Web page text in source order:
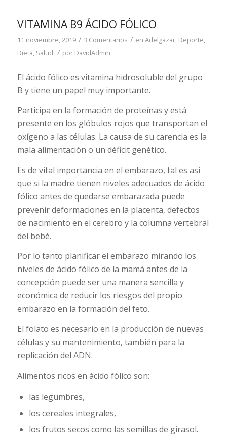
VITAMINA B9 ÁCIDO FÓLICO
11 noviembre, 2019 / 3 Comentarios / en Adelgazar, Deporte,
Dieta, Salud / por DavidAdmin
El ácido fólico es vitamina hidrosoluble del grupo
B y tiene un papel muy importante.
Participa en la formación de proteínas y está
presente en los glóbulos rojos que transportan el
oxígeno a las células. La causa de su carencia es la
mala alimentación o un déficit genético.
Es de vital importancia en el embarazo, tal es así
que si la madre tienen niveles adecuados de ácido
fólico antes de quedarse embarazada puede
prevenir deformaciones en la placenta, defectos
de nacimiento en el cerebro y la columna vertebral
del bebé.
Por lo tanto planificar el embarazo mirando los
niveles de ácido fólico de la mamá antes de la
concepción puede ser una manera sencilla y
económica de reducir los riesgos del propio
embarazo en la formación del feto.
El folato es necesario en la producción de nuevas
células y su mantenimiento, también para la
replicación del ADN.
Alimentos ricos en ácido fólico son:
las legumbres,
los cereales integrales,
los frutos secos como las semillas de girasol.